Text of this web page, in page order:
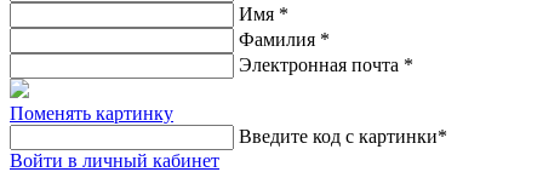
Имя *
Фамилия *
Электронная почта *
Поменять картинку
Введите код с картинки*
Войти в личный кабинет